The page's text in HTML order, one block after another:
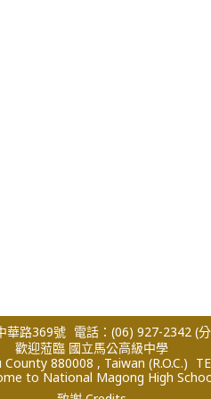
華路369號 電話：(06) 927-2342 (
歡迎蒞臨 國立馬公高級中學
880008 , Taiwan (R.O.C.)
to National Magong High